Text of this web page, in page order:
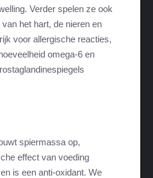
Verder spelen ze ook
het hart, de nieren en
voor allergische reacties,
omega-6 en
spiermassa op,
effect van voeding
is een anti-oxidant. We